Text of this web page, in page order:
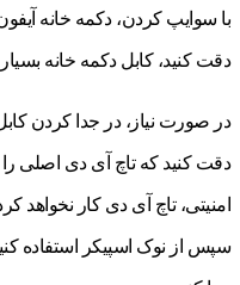
با سوایپ کردن، دکمه خانه آیفون ۶ اس را حذف
دقت کنید، کابل دکمه خانه
در صورت نیاز، در جدا کردن کابل
دقت کنید که تاچ آی دی اصلی را
امنیتی، تاچ آی دی کار نخواهد
سپس از نوک اسپیکر استفاده